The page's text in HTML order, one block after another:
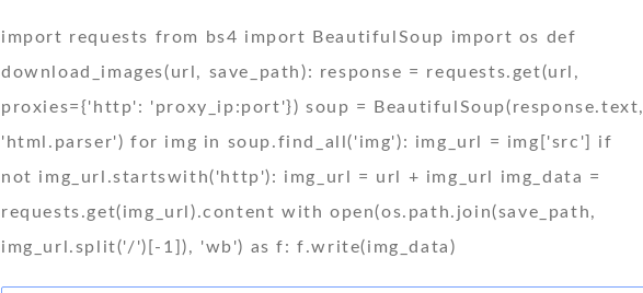
import requests from bs4 import BeautifulSoup import os def
download_images(url, save_path): response = requests.get(url,
proxies={'http': 'proxy_ip:port'}) soup = BeautifulSoup(response.text,
'html.parser') for img in soup.find_all('img'): img_url = img['src'] if
not img_url.startswith('http'): img_url = url + img_url img_data =
requests.get(img_url).content with open(os.path.join(save_path,
img_url.split('/')[-1]), 'wb') as f: f.write(img_data)